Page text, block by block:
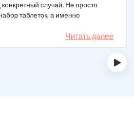
случай. Не просто
таблеток, а именно
Специально сравнил
Клиника делает скидку
за оставленный отзыв! Я
Читать далее
›